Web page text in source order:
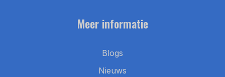
Meer informatie
Blogs
Nieuws